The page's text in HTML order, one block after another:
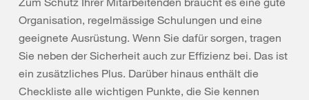
Organisation, regelmässige Schulungen und eine
geeignete Ausrüstung. Wenn Sie dafür sorgen, tragen
Sie neben der Sicherheit auch zur Effizienz bei. Das ist
ein zusätzliches Plus. Darüber hinaus enthält die
Checkliste alle wichtigen Punkte, die Sie kennen